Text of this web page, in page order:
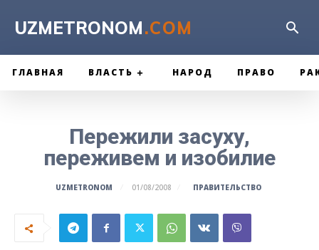
UZMETRONOM.COM
ГЛАВНАЯ ВЛАСТЬ НАРОД ПРАВО
Пережили засуху,
переживем и изобилие
UZMETRONOM 01/08/2008 ПРАВИТЕЛЬСТВО